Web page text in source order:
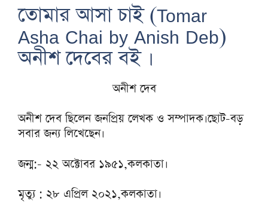
তোমার আসা চাই (Tomar
Asha Chai by Anish Deb)
অনীশ দেবের বই ।
অনীশ দেব
অনীশ দেব ছিলেন জনপ্রিয় লেখক ও সম্পাদক।ছোট-বড়
সবার জন্য লিখেছেন।
জন্ম:- ২২ অক্টোবর ১৯৫১,কলকাতা।
মৃত্যু : ২৮ এপ্রিল ২০২১,কলকাতা।